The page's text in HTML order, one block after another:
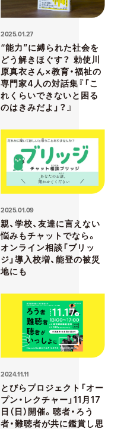
2025.01.27
“能力”に縛られた社会を
どう解きほぐす？ 勅使川
原真衣さん×教育・福祉の
専門家4人の対話集『「こ
れくらいできないと困る
のはきみだよ」？』
2025.01.09
親、学校、友達に言えない
悩みもチャットでなら。
オンライン相談「ブリッ
ジ」導入校増、能登の被災
地にも
2024.11.11
とびらプロジェクト「オー
プン・レクチャー」11月17
日（日）開催。聴者・ろう
者・難聴者が共に鑑賞し思